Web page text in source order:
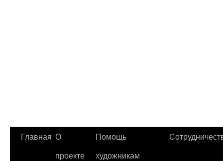
Главная О
проекте
Помощь
художникам